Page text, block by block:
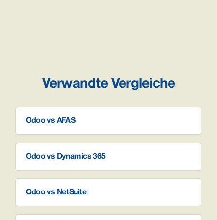
Verwandte Vergleiche
Odoo vs AFAS
Odoo vs Dynamics 365
Odoo vs NetSuite